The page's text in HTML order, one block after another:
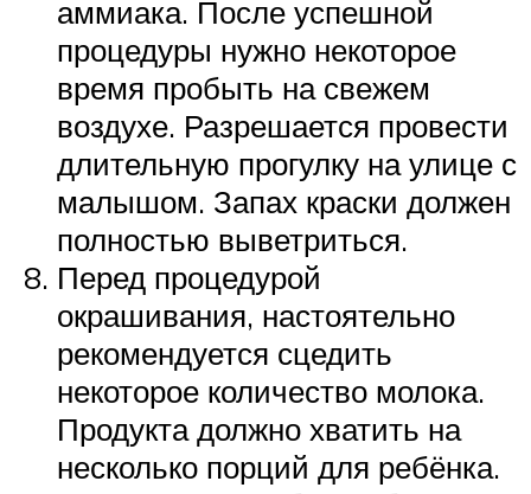
аммиака. После успешной
процедуры нужно некоторое
время пробыть на свежем
воздухе. Разрешается провести
длительную прогулку на улице с
малышом. Запах краски должен
полностью выветриться.
Перед процедурой
окрашивания, настоятельно
рекомендуется сцедить
некоторое количество молока.
Продукта должно хватить на
несколько порций для ребёнка.